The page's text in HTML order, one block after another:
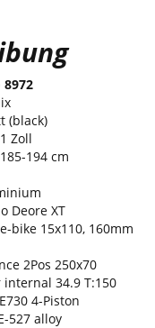
8972
(black)
Zoll
194 cm
Deore XT
bike 15x110, 160mm
2Pos 250x70
internal 34.9 T:150
4-Piston
527 alloy